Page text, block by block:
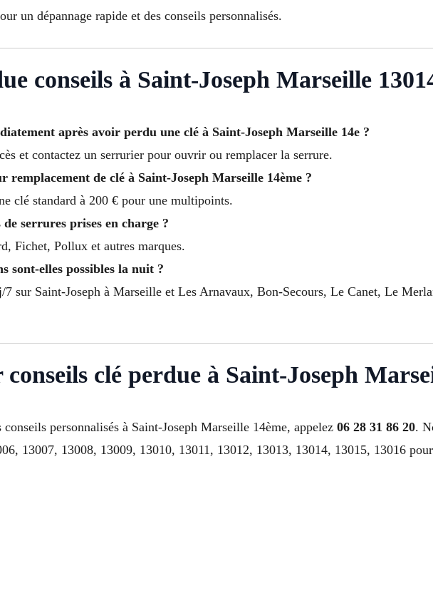
un dépannage rapide et des conseils personnalisés.
conseils à Saint-Joseph Marseille
après avoir perdu une clé à Saint-Joseph Marseille 14e ?
et contactez un serrurier pour ouvrir ou remplacer la serrure.
remplacement de clé à Saint-Joseph Marseille 14ème ?
clé standard à 200 € pour une multipoints.
serrures prises en charge ?
Fichet, Pollux et autres marques.
sont-elles possibles la nuit ?
sur Saint-Joseph à Marseille et Les Arnavaux, Bon-Secours, Le Canet, Le
clé perdue à Saint-Joseph
conseils personnalisés à Saint-Joseph Marseille 14ème, appelez 06 28 31 86 20.
13007, 13008, 13009, 13010, 13011, 13012, 13013, 13014, 13015, 13016